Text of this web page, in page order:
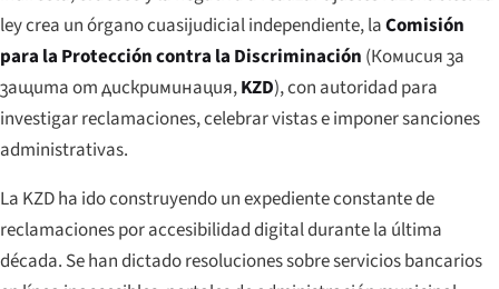
ley crea un órgano cuasijudicial independiente, laComisión
para la Protección contra la Discriminación (Комисия за
защита от дискриминация,KZD), con autoridad para
investigar reclamaciones, celebrar vistas e imponer sanciones
administrativas.
La KZD ha ido construyendo un expediente constante de
reclamaciones por accesibilidad digital durante la última
década. Se han dictado resoluciones sobre servicios bancarios